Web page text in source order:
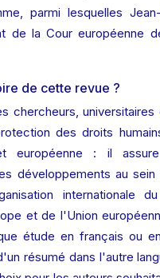
parmi lesquelles
de la Cour européenne
de cette revue ?
chercheurs, universitaires
des droits
européenne : il
développements au sein
internationale
et de l'Union
étude en français ou
résumé dans l'autre